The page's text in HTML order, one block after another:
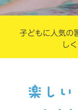
子どもに人気の
し
楽し